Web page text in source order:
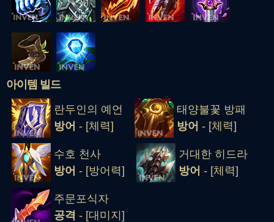
아이템 빌드
란두인의 예언
방어 - [체력]
태양불꽃 방패
방어 - [체력]
수호 천사
방어 - [방어력]
거대한 히드라
방어 - [체력]
주문포식자
공격 - [대미지]